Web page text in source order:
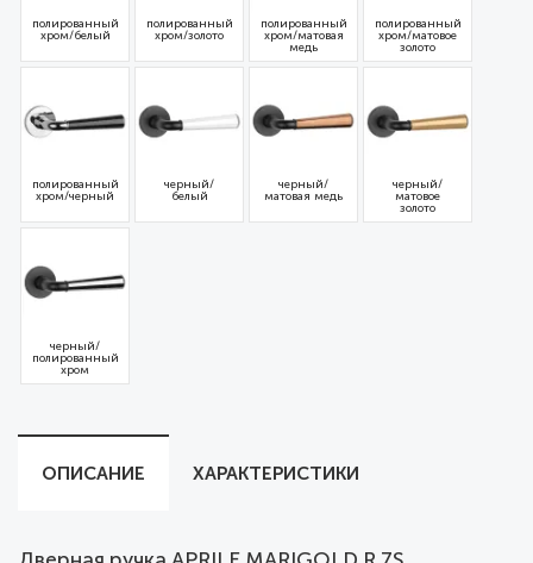
полированный
хром/белый
полированный
хром/золото
полированный
хром/матовая
медь
полированный
хром/матовое
золото
полированный
хром/черный
черный/
белый
черный/
матовая медь
черный/
матовое
золото
черный/
полированный
хром
ОПИСАНИЕ ХАРАКТЕРИСТИКИ